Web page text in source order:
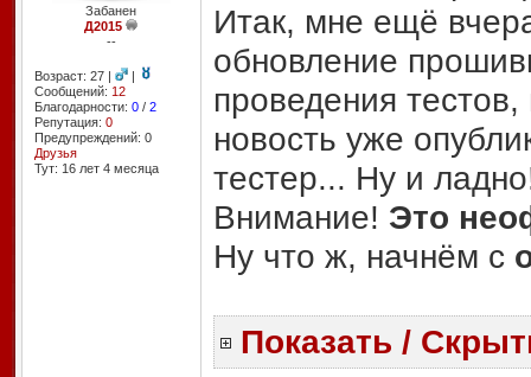
Забанен
Д2015
--
Возраст: 27 |
|
Сообщений: 12
Благодарности: 0/ 2
Репутация: 0
Предупреждений: 0
Друзья
Тут: 16 лет 4 месяцa
Итак, мне ещё
обновление
проведения
новость уже
тестер... Ну и
Внимание! Это
Ну что ж, начнём с
Показать /